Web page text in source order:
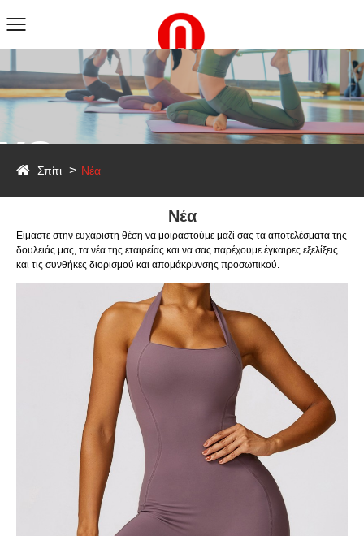
Σπίτι Νέα
Νέα
Είμαστε στην ευχάριστη θέση να μοιραστούμε μαζί σας τα αποτελέσματα της
δουλειάς μας, τα νέα της εταιρείας και να σας παρέχουμε έγκαιρες εξελίξεις
και τις συνθήκες διορισμού και απομάκρυνσης προσωπικού.